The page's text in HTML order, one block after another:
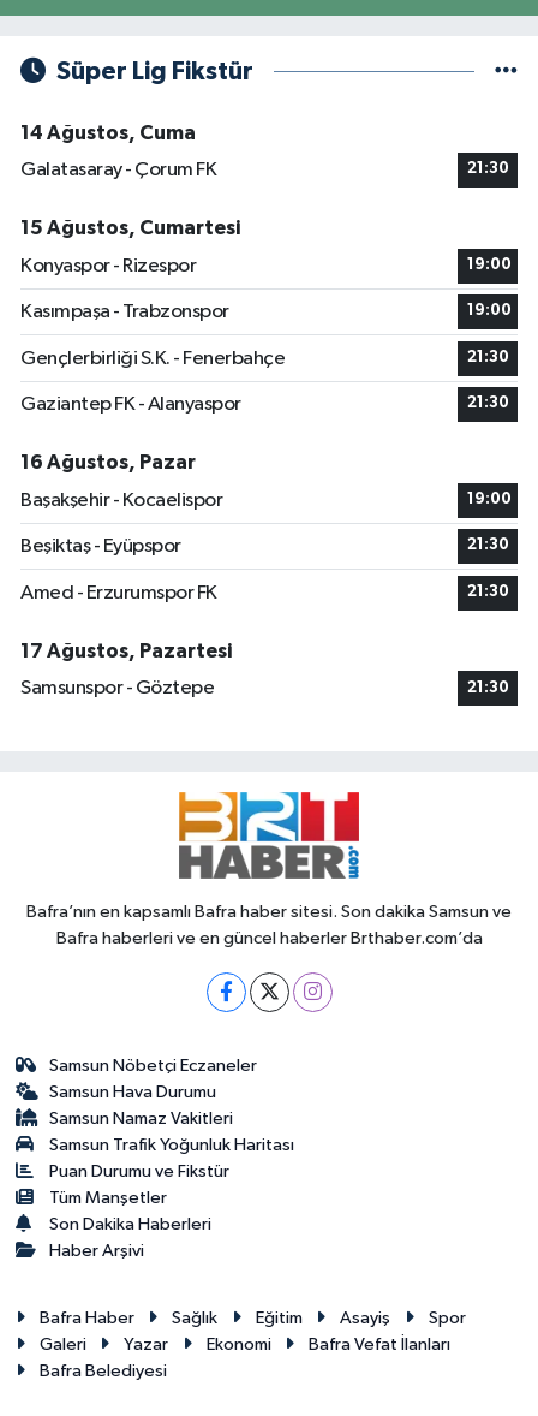
Süper Lig Fikstür
14 Ağustos, Cuma
Galatasaray - Çorum FK
21:30
15 Ağustos, Cumartesi
Konyaspor - Rizespor
19:00
Kasımpaşa - Trabzonspor 19:00
Gençlerbirliği S.K. - Fenerbahçe 21:30
Gaziantep FK - Alanyaspor 21:30
16 Ağustos, Pazar
Başakşehir - Kocaelispor
19:00
Beşiktaş - Eyüpspor 21:30
Amed - Erzurumspor FK 21:30
17 Ağustos, Pazartesi
Samsunspor - Göztepe
21:30
Bafra’nın en kapsamlı Bafra haber sitesi. Son dakika Samsun ve
Bafra haberleri ve en güncel haberler Brthaber.com’da
Samsun Nöbetçi Eczaneler
Samsun Hava Durumu
Samsun Namaz Vakitleri
Samsun Trafik Yoğunluk Haritası
Puan Durumu ve Fikstür
Tüm Manşetler
Son Dakika Haberleri
Haber Arşivi
Bafra Haber Sağlık Eğitim Asayiş
Spor
Galeri
Yazar Ekonomi
Bafra Vefat İlanları
Bafra Belediyesi